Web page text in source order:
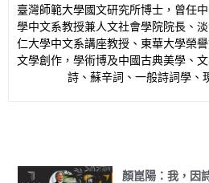
臺灣師範大學國文研究所博士，曾任
學中文系教授兼人文社會學院院長、
仁大學中文系講座教授、東華大學榮
文學創作，學術博及中國古典美學、
詩、蘇辛詞、一般詩詞學、
顏崑陽：我，因